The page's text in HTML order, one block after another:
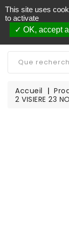
Livraison
CATÉGORIE
Accueil
2 VISIERE 23
This site uses
to activate
OK, accept all